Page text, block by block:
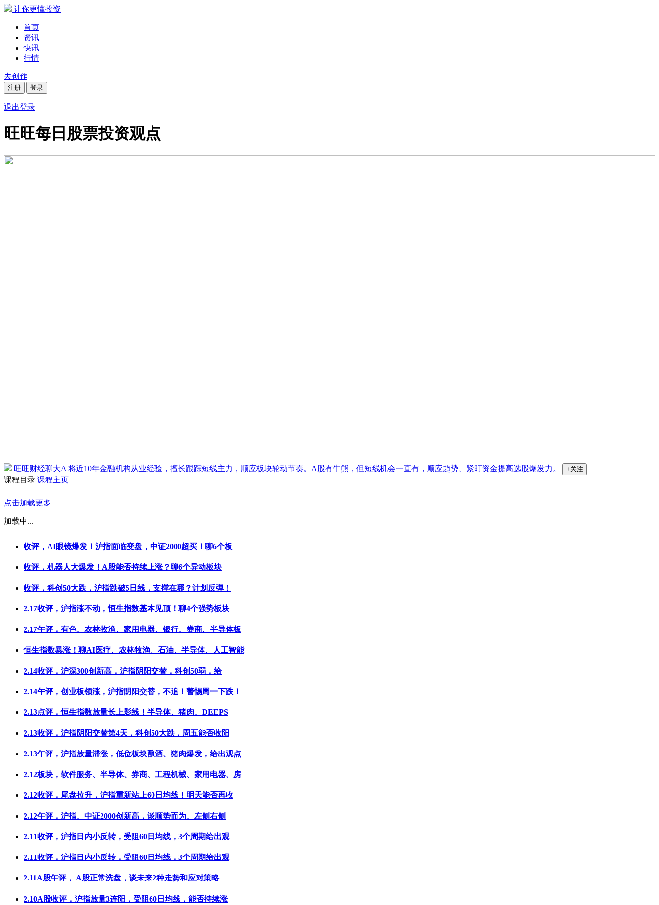
让你更懂投资
首页
资讯
快讯
行情
去创作
注册 登录
退出登录
旺旺每日股票投资观点
旺旺财经聊大A 将近10年金融机构从业经验，擅长跟踪短线主力，顺应板块轮动节奏。A股有牛熊，但短线机会一直有，顺应趋势、紧盯资金提高选股爆发力。 +关注
课程目录 课程主页
点击加载更多
加载中...
收评，AI眼镜爆发！沪指面临变盘，中证2000超买！聊6个板
收评，机器人大爆发！A股能否持续上涨？聊6个异动板块
收评，科创50大跌，沪指跌破5日线，支撑在哪？计划反弹！
2.17收评，沪指涨不动，恒生指数基本见顶！聊4个强势板块
2.17午评，有色、农林牧渔、家用电器、银行、券商、半导体板
恒生指数暴涨！聊AI医疗、农林牧渔、石油、半导体、人工智能
2.14收评，沪深300创新高，沪指阴阳交替，科创50弱，给
2.14午评，创业板领涨，沪指阴阳交替，不追！警惕周一下跌！
2.13点评，恒生指数放量长上影线！半导体、猪肉、DEEPS
2.13收评，沪指阴阳交替第4天，科创50大跌，周五能否收阳
2.13午评，沪指放量滞涨，低位板块酿酒、猪肉爆发，给出观点
2.12板块，软件服务、半导体、券商、工程机械、家用电器、房
2.12收评，尾盘拉升，沪指重新站上60日均线！明天能否再收
2.12午评，沪指、中证2000创新高，谈顺势而为、左侧右侧
2.11收评，沪指日内小反转，受阻60日均线，3个周期给出观
2.11收评，沪指日内小反转，受阻60日均线，3个周期给出观
2.11A股午评， A股正常洗盘，谈未来2种走势和应对策略
2.10A股收评，沪指放量3连阳，受阻60日均线，能否持续涨